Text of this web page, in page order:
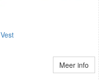
Vest
Meer info